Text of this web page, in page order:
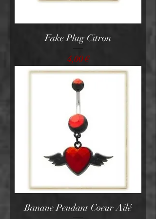
Fake Plug Citron
Prix
4,00 €
Banane Pendant Coeur Ailé